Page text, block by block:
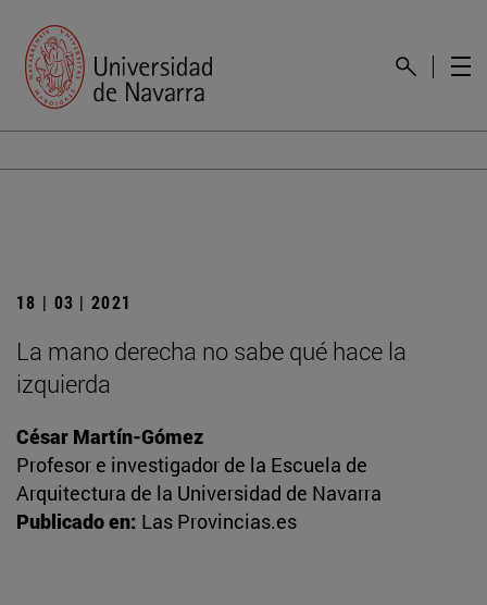
18 | 03 | 2021
La mano derecha no sabe qué hace la
izquierda
César Martín-Gómez
Profesor e investigador de la Escuela de
Arquitectura de la Universidad de Navarra
Publicado en: Las Provincias.es